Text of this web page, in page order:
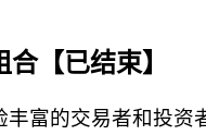
【已结束】
富的交易者和投